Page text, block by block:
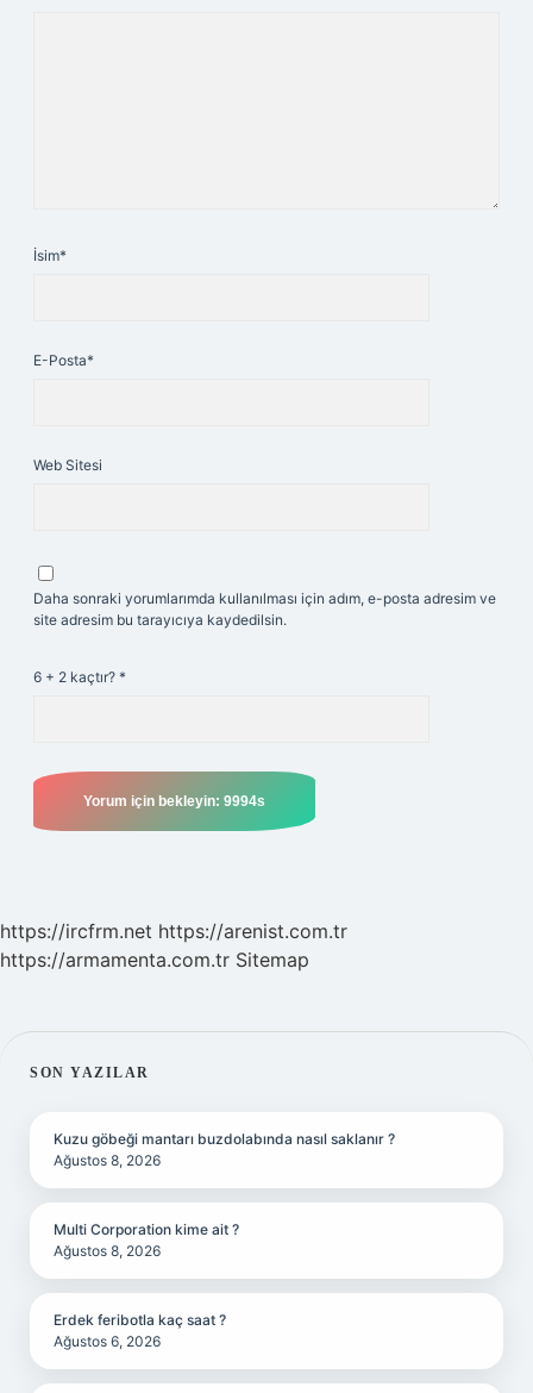
İsim*
E-Posta*
Web Sitesi
Daha sonraki yorumlarımda kullanılması için adım, e-posta adresim ve
site adresim bu tarayıcıya kaydedilsin.
6 + 2 kaçtır? *
https://ircfrm.net https://arenist.com.tr
https://armamenta.com.tr Sitemap
SIDEBAR
SON YAZILAR
Kuzu göbeği mantarı buzdolabında nasıl saklanır ?
Ağustos 8, 2026
Multi Corporation kime ait ?
Ağustos 8, 2026
Erdek feribotla kaç saat ?
Ağustos 6, 2026